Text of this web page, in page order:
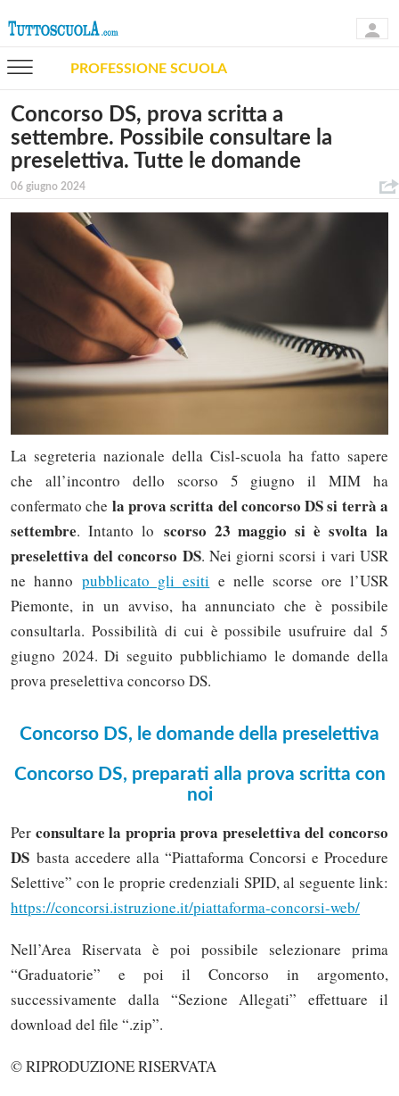
PROFESSIONE SCUOLA
Concorso DS, prova scritta a
settembre. Possibile consultare la
preselettiva. Tutte le domande
06 giugno 2024
La segreteria nazionale della Cisl-scuola ha fatto sapere
che all’incontro dello scorso 5 giugno il MIM ha
confermato che la prova scritta del concorso DS si terrà a
settembre. Intanto lo scorso 23 maggio si è svolta la
preselettiva del concorso DS. Nei giorni scorsi i vari USR
ne hanno pubblicato gli esiti e nelle scorse ore l’USR
Piemonte, in un avviso, ha annunciato che è possibile
consultarla. Possibilità di cui è possibile usufruire dal 5
giugno 2024. Di seguito pubblichiamo le domande della
prova preselettiva concorso DS.
Concorso DS, le domande della preselettiva
Concorso DS, preparati alla prova scritta con
noi
Per consultare la propria prova preselettiva del concorso
DS basta accedere alla “Piattaforma Concorsi e Procedure
Selettive” con le proprie credenziali SPID, al seguente link:
https://concorsi.istruzione.it/piattaforma-concorsi-web/
Nell’Area Riservata è poi possibile selezionare prima
“Graduatorie” e poi il Concorso in argomento,
successivamente dalla “Sezione Allegati” effettuare il
download del file “.zip”.
© RIPRODUZIONE RISERVATA
commentare!